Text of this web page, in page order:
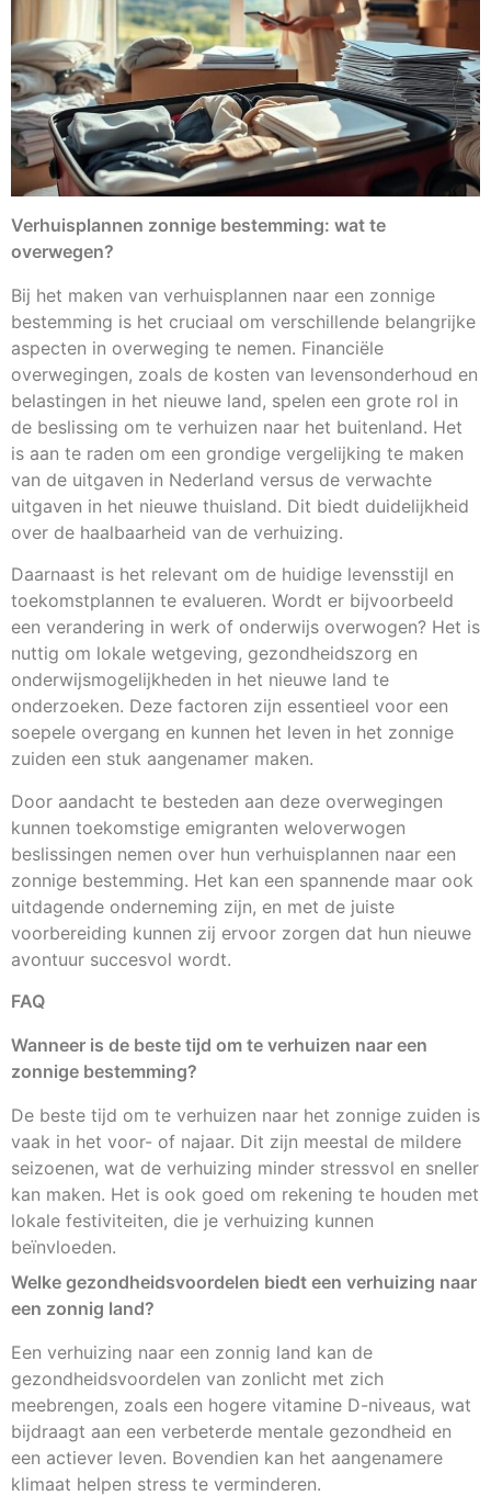
Verhuisplannen zonnige bestemming: wat te
overwegen?
Bij het maken van verhuisplannen naar een zonnige
bestemming is het cruciaal om verschillende belangrijke
aspecten in overweging te nemen. Financiële
overwegingen, zoals de kosten van levensonderhoud en
belastingen in het nieuwe land, spelen een grote rol in
de beslissing om te verhuizen naar het buitenland. Het
is aan te raden om een grondige vergelijking te maken
van de uitgaven in Nederland versus de verwachte
uitgaven in het nieuwe thuisland. Dit biedt duidelijkheid
over de haalbaarheid van de verhuizing.
Daarnaast is het relevant om de huidige levensstijl en
toekomstplannen te evalueren. Wordt er bijvoorbeeld
een verandering in werk of onderwijs overwogen? Het is
nuttig om lokale wetgeving, gezondheidszorg en
onderwijsmogelijkheden in het nieuwe land te
onderzoeken. Deze factoren zijn essentieel voor een
soepele overgang en kunnen het leven in het zonnige
zuiden een stuk aangenamer maken.
Door aandacht te besteden aan deze overwegingen
kunnen toekomstige emigranten weloverwogen
beslissingen nemen over hun verhuisplannen naar een
zonnige bestemming. Het kan een spannende maar ook
uitdagende onderneming zijn, en met de juiste
voorbereiding kunnen zij ervoor zorgen dat hun nieuwe
avontuur succesvol wordt.
FAQ
Wanneer is de beste tijd om te verhuizen naar een
zonnige bestemming?
De beste tijd om te verhuizen naar het zonnige zuiden is
vaak in het voor- of najaar. Dit zijn meestal de mildere
seizoenen, wat de verhuizing minder stressvol en sneller
kan maken. Het is ook goed om rekening te houden met
lokale festiviteiten, die je verhuizing kunnen
beïnvloeden.
Welke gezondheidsvoordelen biedt een verhuizing naar
een zonnig land?
Een verhuizing naar een zonnig land kan de
gezondheidsvoordelen van zonlicht met zich
meebrengen, zoals een hogere vitamine D-niveaus, wat
bijdraagt aan een verbeterde mentale gezondheid en
een actiever leven. Bovendien kan het aangenamere
klimaat helpen stress te verminderen.